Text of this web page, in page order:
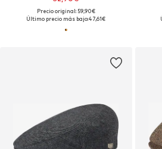
Precio original: 59,90€
Último precio más bajo:47,61€